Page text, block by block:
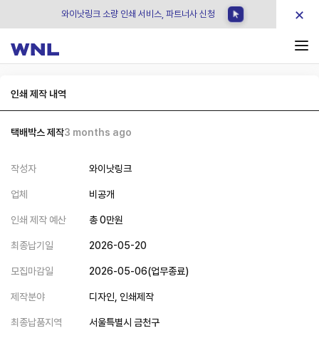
와이낫링크 소량 인쇄 서비스, 파트너사 신청 ×
인쇄 제작 내역
택배박스 제작3 months ago
작성자 와이낫링크
업체 비공개
인쇄 제작 예산 총0만원
최종납기일 2026-05-20
모집마감일 2026-05-06(업무종료)
제작분야 디자인, 인쇄제작
최종납품지역 서울특별시 금천구